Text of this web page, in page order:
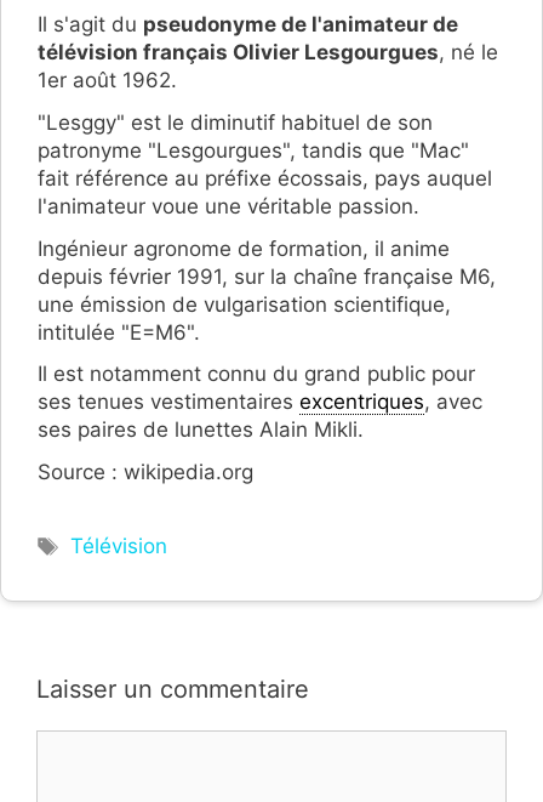
Il s'agit du pseudonyme de l'animateur de
télévision français Olivier Lesgourgues, né le
1er août 1962.
"Lesggy" est le diminutif habituel de son
patronyme "Lesgourgues", tandis que "Mac"
fait référence au préfixe écossais, pays auquel
l'animateur voue une véritable passion.
Ingénieur agronome de formation, il anime
depuis février 1991, sur la chaîne française M6,
une émission de vulgarisation scientifique,
intitulée "E=M6".
Il est notamment connu du grand public pour
ses tenues vestimentaires excentriques, avec
ses paires de lunettes Alain Mikli.
Source : wikipedia.org
Étiquettes
Télévision
Laisser un commentaire